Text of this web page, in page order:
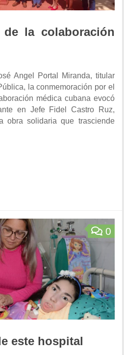
de la colaboración
Angel Portal Miranda, titular
la conmemoración por el
médica cubana evocó
en Jefe Fidel Castro Ruz,
obra solidaria que trasciende
0
este hospital